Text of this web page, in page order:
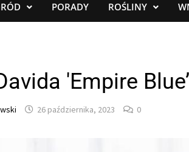
PORADY ROŚLINY
'Empire
26 października, 2023 0